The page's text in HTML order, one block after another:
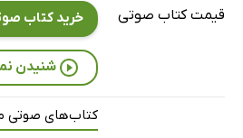
قیمت کتاب صوتی خرید کتاب
شنیدن
کتاب‌های صوتی